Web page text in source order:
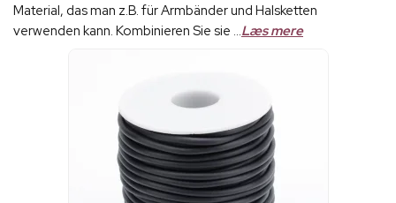
Material, das man z.B. für Armbänder und Halsketten
verwenden kann. Kombinieren Sie sie ...Læs mere